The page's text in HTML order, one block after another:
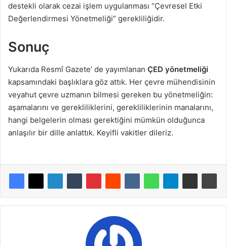
destekli olarak cezai işlem uygulanması “Çevresel Etki
Değerlendirmesi Yönetmeliği” gerekliliğidir.
Sonuç
Yukarıda Resmî Gazete’ de yayımlanan ÇED yönetmeliği
kapsamındaki başlıklara göz attık. Her çevre mühendisinin
veyahut çevre uzmanın bilmesi gereken bu yönetmeliğin:
aşamalarını ve gerekliliklerini, gerekliliklerinin manalarını,
hangi belgelerin olması gerektiğini mümkün olduğunca
anlaşılır bir dille anlattık. Keyifli vakitler dileriz.